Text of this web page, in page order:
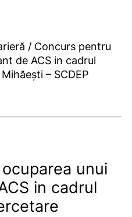
/ Concurs pentru
de ACS in cadrul
– SCDEP
unui
in cadrul